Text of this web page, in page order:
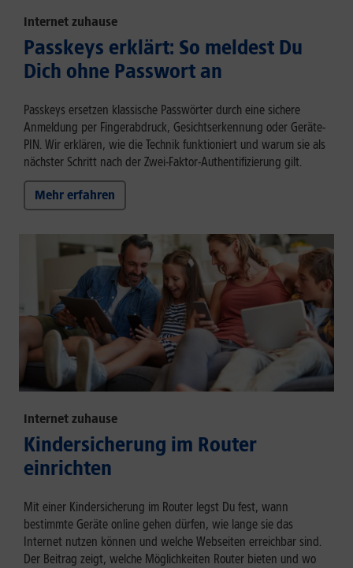
Internet zuhause
Passkeys erklärt: So meldest Du
Dich ohne Passwort an
Passkeys ersetzen klassische Passwörter durch eine sichere
Anmeldung per Fingerabdruck, Gesichtserkennung oder Geräte-
PIN. Wir erklären, wie die Technik funktioniert und warum sie als
nächster Schritt nach der Zwei-Faktor-Authentifizierung gilt.
Mehr erfahren
Internet zuhause
Kindersicherung im Router
einrichten
Mit einer Kindersicherung im Router legst Du fest, wann
bestimmte Geräte online gehen dürfen, wie lange sie das
Internet nutzen können und welche Webseiten erreichbar sind.
Der Beitrag zeigt, welche Möglichkeiten Router bieten und wo